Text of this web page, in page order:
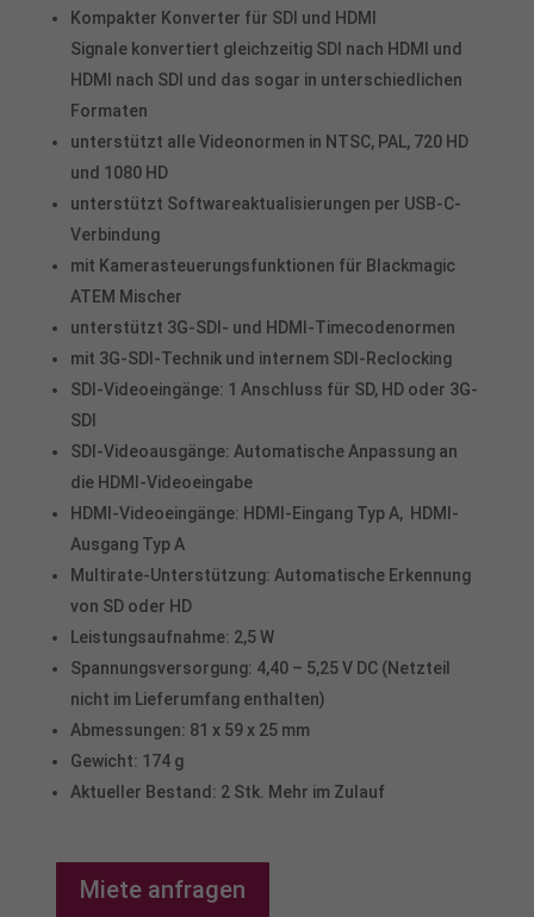
Kompakter Konverter für SDI und HDMI
Signale konvertiert gleichzeitig SDI nach HDMI und
HDMI nach SDI und das sogar in unterschiedlichen
Formaten
unterstützt alle Videonormen in NTSC, PAL, 720 HD
und 1080 HD
unterstützt Softwareaktualisierungen per USB-C-
Verbindung
mit Kamerasteuerungsfunktionen für Blackmagic
ATEM Mischer
unterstützt 3G-SDI- und HDMI-Timecodenormen
mit 3G-SDI-Technik und internem SDI-Reclocking
SDI-Videoeingänge: 1 Anschluss für SD, HD oder 3G-
SDI
SDI-Videoausgänge: Automatische Anpassung an
die HDMI-Videoeingabe
HDMI-Videoeingänge: HDMI-Eingang Typ A, HDMI-
Ausgang Typ A
Multirate-Unterstützung: Automatische Erkennung
von SD oder HD
Leistungsaufnahme: 2,5 W
Spannungsversorgung: 4,40 – 5,25 V DC (Netzteil
nicht im Lieferumfang enthalten)
Abmessungen: 81 x 59 x 25 mm
Gewicht: 174 g
Aktueller Bestand: 2 Stk. Mehr im Zulauf
Miete anfragen
Verwendung Ihrer Daten finden Sie in unserer
Datenschutzerklärung.
können Ihre Einwilligung zu ganzen Kategorien geben oder sich
weitere Informationen anzeigen lassen und so nur bestimmte
Alle akzeptieren
Nur essenzielle Cookies akzeptieren
Essenziell (1)
Essenzielle Cookies ermöglichen grundlegende Funktionen und sind für
die einwandfreie Funktion der Website erforderlich.
Statistik Cookies erfassen Informationen anonym. Diese Informationen
Cookie-Informationen anzeigen
powered by Borlabs Cookie